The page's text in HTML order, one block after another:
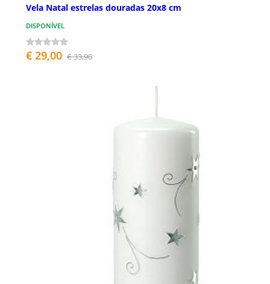
Vela Natal estrelas douradas 20x8 cm
DISPONÍVEL
€ 29,00 € 33,90